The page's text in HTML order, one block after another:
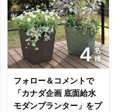
フォロー＆コメントで
「カナダ企画 底面給水
モダンプランター」をプ